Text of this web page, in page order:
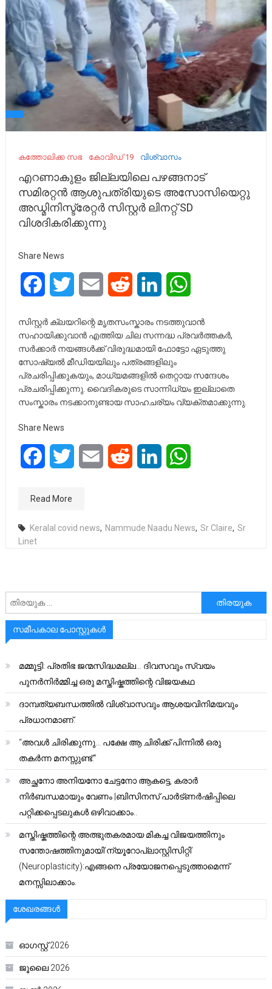
കത്തോലിക്ക സഭ കോവിഡ് 19 വിശ്വാസം
എറണാകുളം ജില്ലയിലെ പഴങ്ങനാട്
സമിരറ്റൻ ആശുപത്രിയുടെ അസോസിയെറ്റു
അഡ്മിനിസ്ട്രേറ്റർ സിസ്റ്റർ ലിനറ്റ് SD
വിശദികരിക്കുന്നു
Share News
FacebookTwitter Email Reddit LinkedIn
സിസ്റ്റർ ക്ലയറിന്റെ മൃതസംസ്കാരം നടത്തുവാൻ
സഹായിക്കുവാൻ എത്തിയ ചില സന്നദ്ധ പ്രവർത്തകർ,
സർക്കാർ നയങ്ങൾക്ക് വിരുദ്ധമായി ഫോട്ടോ ഏടുത്തു
സോഷ്യൽ മീഡിയയിലും പത്രങ്ങളിലും
പ്രചരിപ്പിക്കുകയും, മാധ്യമങ്ങളിൽ തെറ്റായ സന്ദേശം
പ്രചരിപ്പിക്കുന്നു. വൈദികരുടെ സാന്നിധ്യം ഇല്ലാതെ
സംസ്കാരം നടക്കാനുണ്ടായ സാഹചര്യം വ്യക്തമാക്കുന്നു.
Share News
FacebookTwitter Email Reddit LinkedIn
Read More
Keralal covid news, Nammude Naadu News, Sr Claire, Sr
Linet
അനേഷിക്കുക
സമീപകാല പോസ്റ്റുകൾ
മമ്മൂട്ടി: പ്രതിഭ ജന്മസിദ്ധമല്ല… ദിവസവും സ്വയം
പുനർനിർമ്മിച്ച ഒരു മസ്തിഷ്കത്തിന്റെ വിജയകഥ
ദാമ്പത്യബന്ധത്തിൽ വിശ്വാസവും ആശയവിനിമയവും
പ്രധാനമാണ്.
“അവൾ ചിരിക്കുന്നു… പക്ഷേ ആ ചിരിക്ക് പിന്നിൽ ഒരു
തകർന്ന മനസ്സുണ്ട്.”
അച്ഛനോ അനിയനോ ചേട്ടനോ ആകട്ടെ, കരാർ
നിർബന്ധമായും വേണം |ബിസിനസ് പാർട്ണർഷിപ്പിലെ
പറ്റിക്കപ്പെടലുകൾ ഒഴിവാക്കാം..
മസ്തിഷ്കത്തിന്റെ അത്ഭുതകരമായ മികച്ച വിജയത്തിനും
സന്തോഷത്തിനുമായി’ന്യൂറോപ്ലാസ്റ്റിസിറ്റി’
(Neuroplasticity):എങ്ങനെ പ്രയോജനപ്പെടുത്താമെന്ന്
മനസ്സിലാക്കാം.
ശേഖരങ്ങൾ
ഓഗസ്റ്റ്‌ 2026
ജൂലൈ 2026